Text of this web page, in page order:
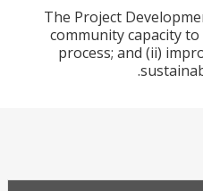
The Project
community
process; and